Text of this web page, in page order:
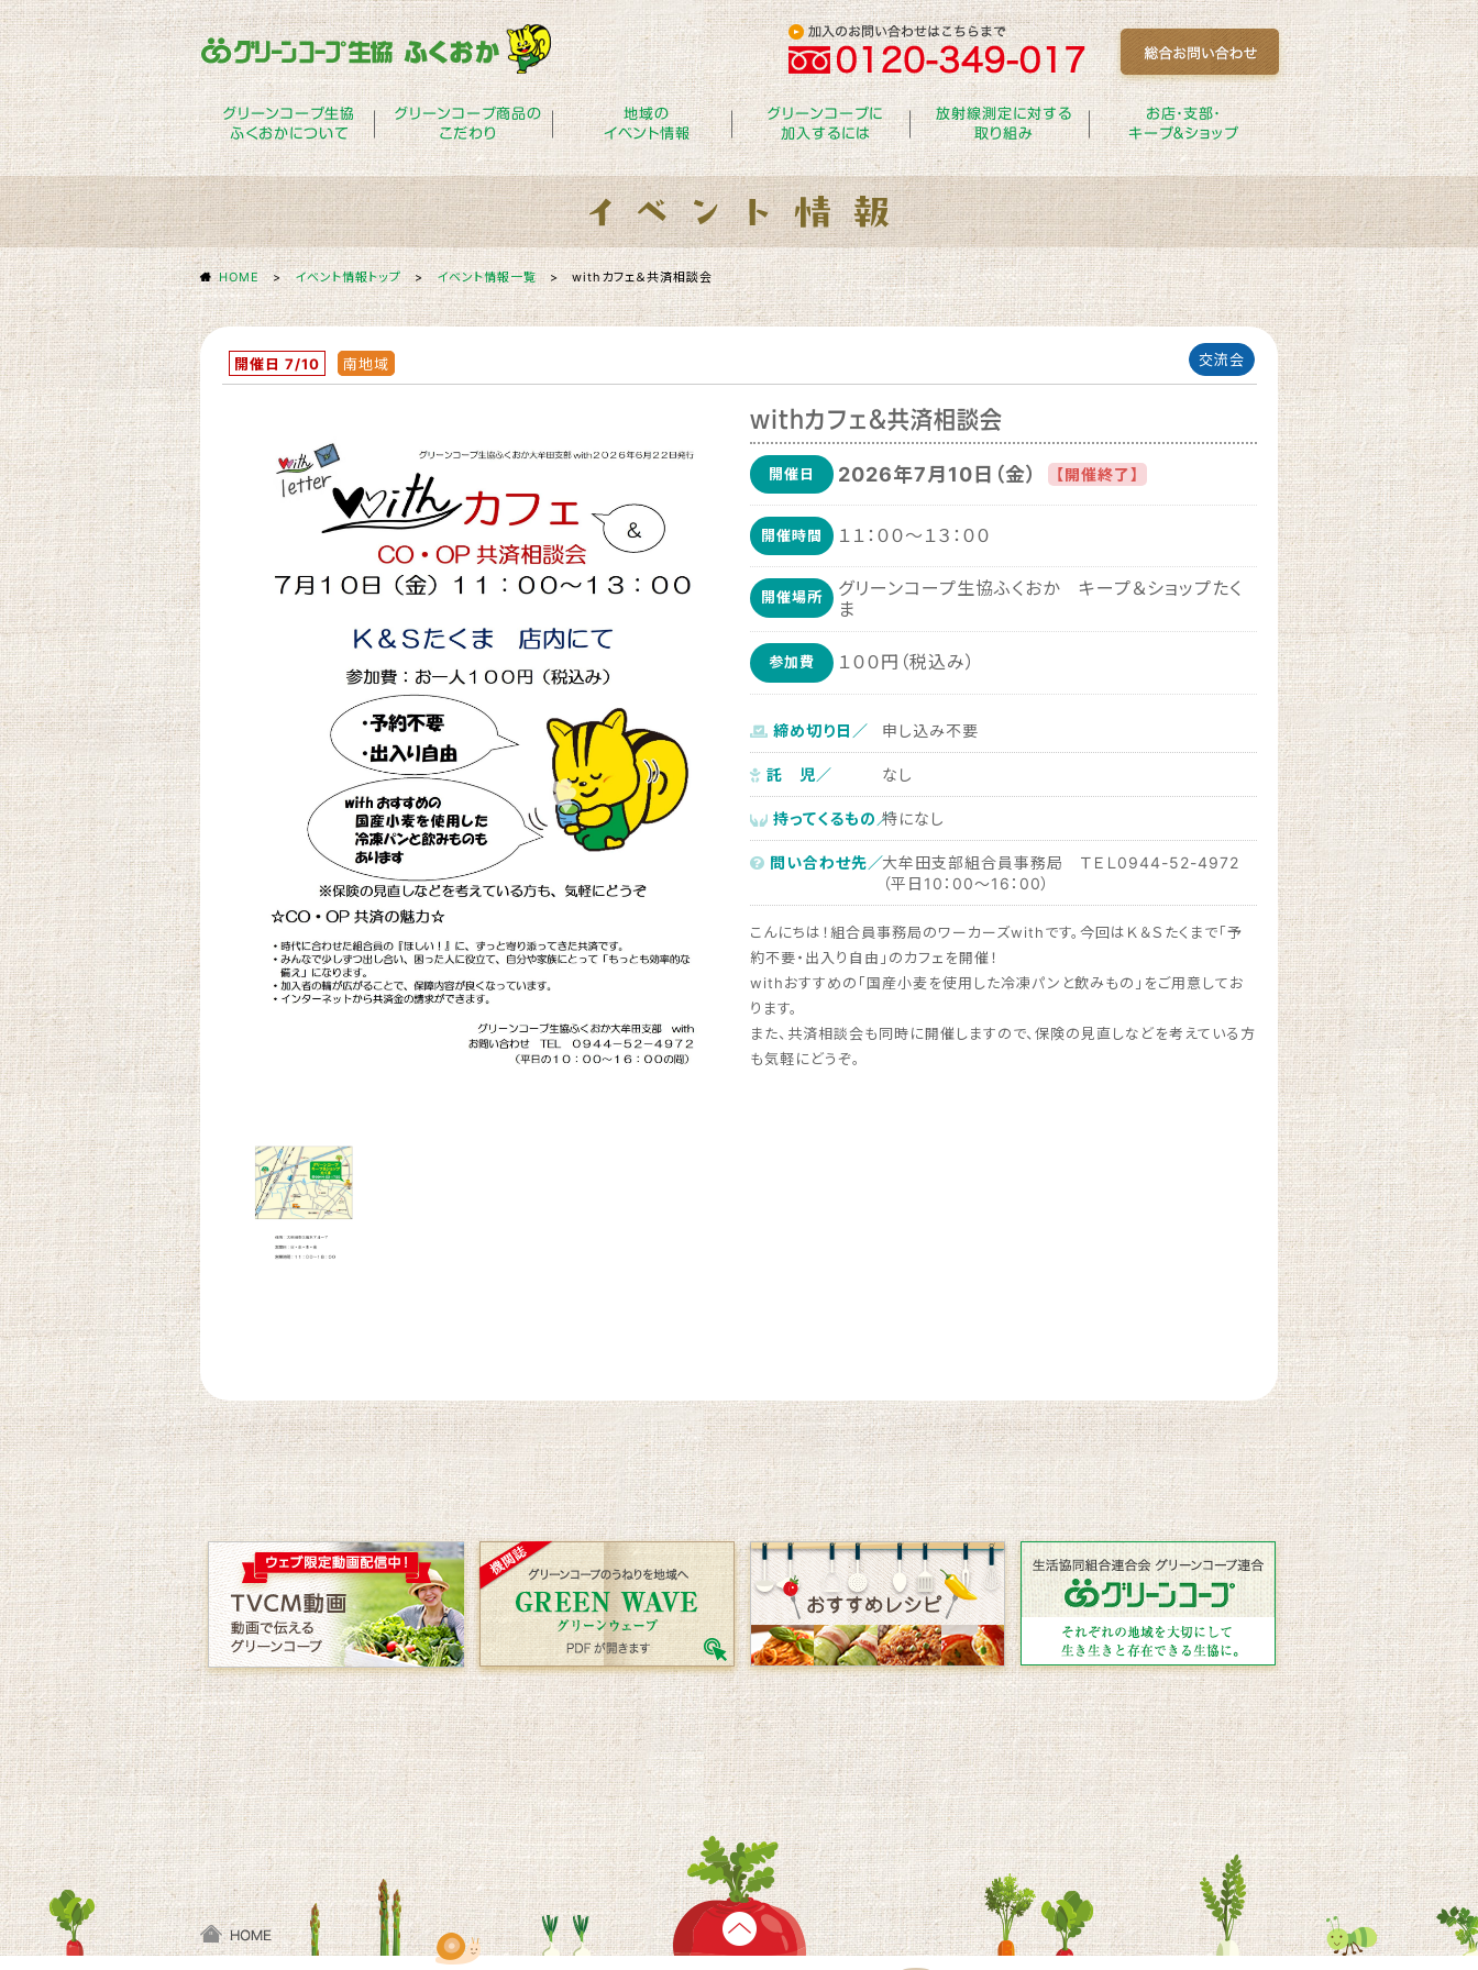
グリーンコープ生協
ふくおかについて
グリーンコープ商品の
こだわり
地域の
イベント情報
グリーンコープに
加入するには
放射線測定に対する
取り組み
お店・支部・
キープ＆ショップ
HOME > イベント情報トップ> イベント情報一覧> withカフェ＆共済相談会
開催日 7/10 南地域 交流会
withカフェ＆共済相談会
開催日 2026年7月10日（金） 【開催終了】
開催時間 １１：００～１３：００
開催場所
グリーンコープ生協ふくおか キープ＆ショップたく
ま
参加費 １００円（税込み）
締め切り日／ 申し込み不要
託 児／ なし
持ってくるもの／特になし
問い合わせ先／大牟田支部組合員事務局 ＴＥＬ0944-52-4972
（平日10：00～16：00）
こんにちは！組合員事務局のワーカーズwithです。今回はＫ＆Ｓたくまで「予
約不要・出入り自由」のカフェを開催！
withおすすめの「国産小麦を使用した冷凍パンと飲みもの」をご用意してお
ります。
また、共済相談会も同時に開催しますので、保険の見直しなどを考えている方
も気軽にどうぞ。